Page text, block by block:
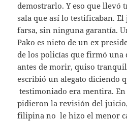
demostrarlo. Y eso que llevó
sala que así lo testificaban.
farsa, sin ninguna garantía.
Pako es nieto de un ex
de los policías que firmó una
antes de morir, quiso
escribió un alegato diciendo
testimoniado era mentira. En
pidieron la revisión del
filipina no le hizo el menor